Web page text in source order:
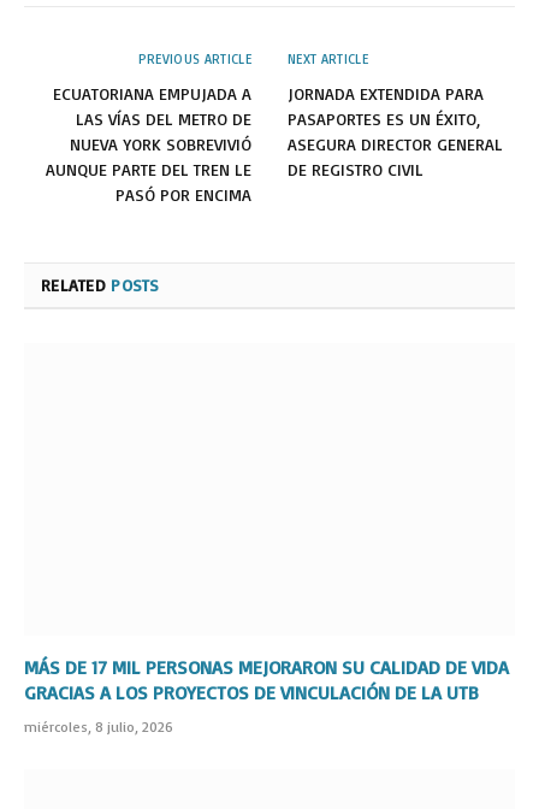
PREVIOUS ARTICLE
ECUATORIANA EMPUJADA A
LAS VÍAS DEL METRO DE
NUEVA YORK SOBREVIVIÓ
AUNQUE PARTE DEL TREN LE
PASÓ POR ENCIMA
NEXT ARTICLE
JORNADA EXTENDIDA PARA
PASAPORTES ES UN ÉXITO,
ASEGURA DIRECTOR GENERAL
DE REGISTRO CIVIL
RELATED POSTS
MÁS DE 17 MIL PERSONAS MEJORARON SU CALIDAD DE VIDA
GRACIAS A LOS PROYECTOS DE VINCULACIÓN DE LA UTB
miércoles, 8 julio, 2026